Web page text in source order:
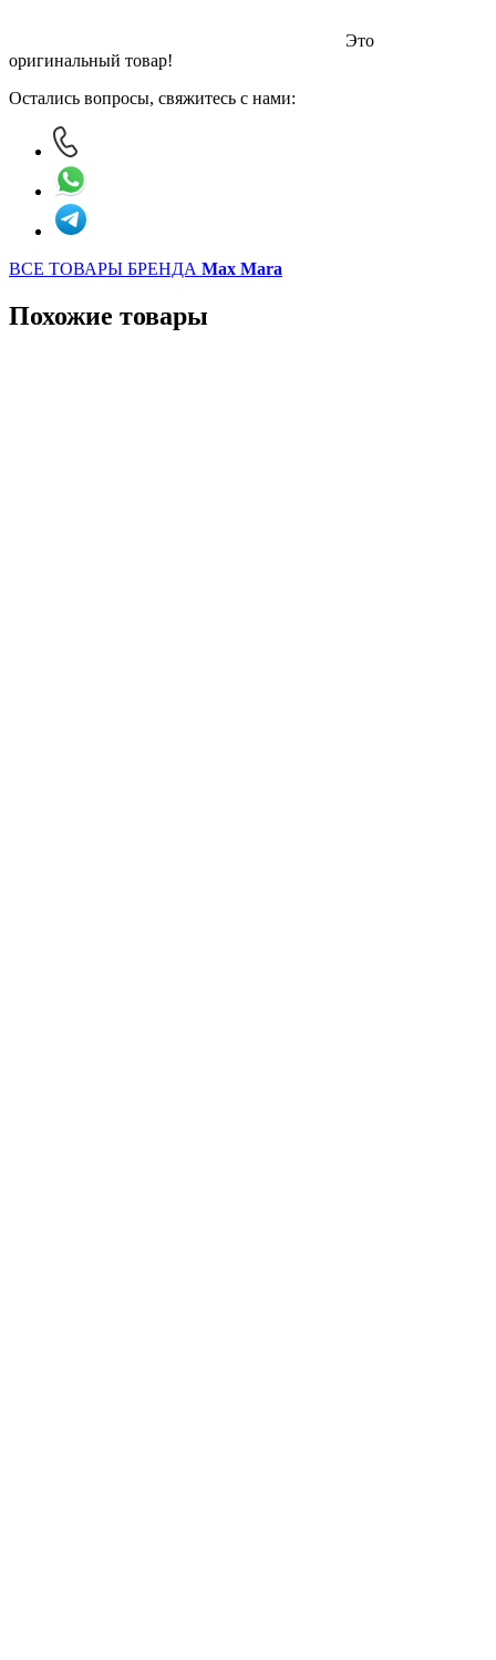
Это
оригинальный товар!
Остались вопросы, свяжитесь с нами:
ВСЕ ТОВАРЫ БРЕНДА Max Mara
Похожие товары